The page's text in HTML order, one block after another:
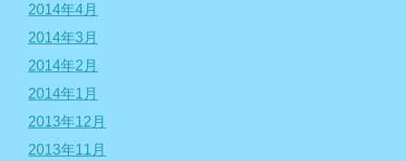
2014年4月
2014年3月
2014年2月
2014年1月
2013年12月
2013年11月